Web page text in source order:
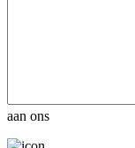
aan ons